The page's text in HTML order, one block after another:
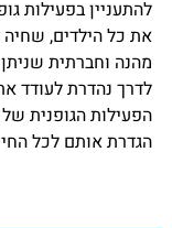
להתעניין בפעילות
את כל הילדים, שחיה
מהנה וחברתית
לדרך נהדרת לעודד
הפעילות הגופנית
הגדרת אותם לכל